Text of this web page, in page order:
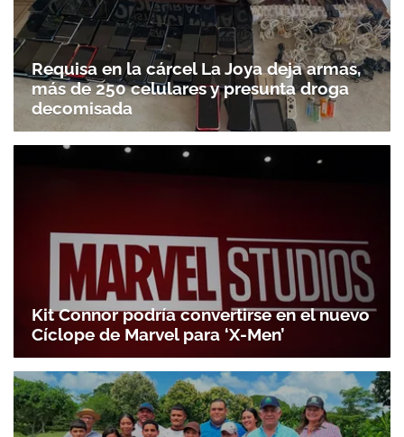
Gracias por suscribirte a nuestro boletín.
ACEPTAR
Requisa en la cárcel La Joya deja armas,
más de 250 celulares y presunta droga
decomisada
Kit Connor podría convertirse en el nuevo
Cíclope de Marvel para ‘X-Men’